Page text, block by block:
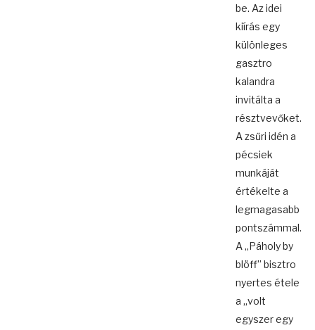
be. Az idei
kiírás egy
különleges
gasztro
kalandra
invitálta a
résztvevőket.
A zsűri idén a
pécsiek
munkáját
értékelte a
legmagasabb
pontszámmal.
A „Páholy by
blöff” bisztro
nyertes étele
a „volt
egyszer egy